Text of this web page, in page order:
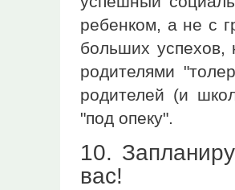
ребенком, а не с
больших успехов,
родителями
родителей (и
"под опеку".
10.
вас!